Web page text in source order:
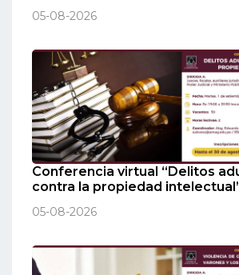
05-08-2026
Conferencia virtual “Delitos
contra la propiedad
05-08-2026